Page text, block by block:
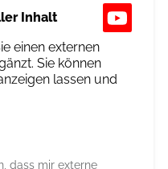
Inhalt
einen externen
Sie können
lassen und
dass mir externe